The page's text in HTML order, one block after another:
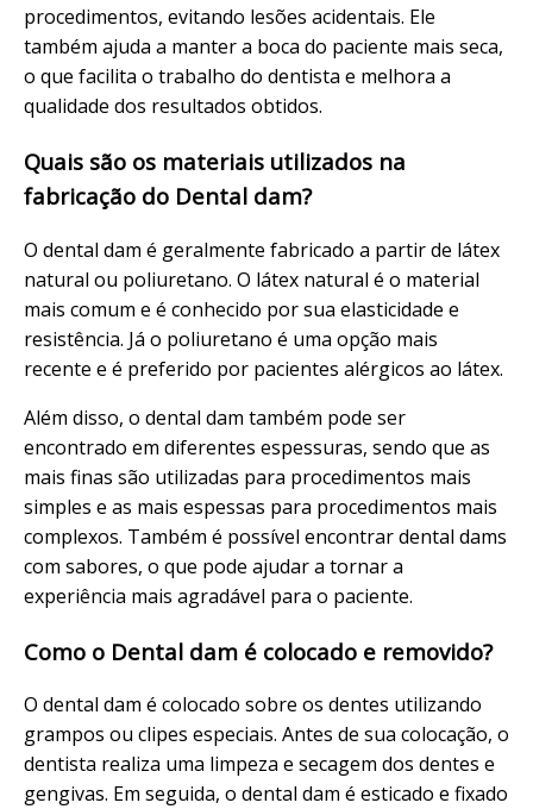
procedimentos, evitando lesões acidentais. Ele
também ajuda a manter a boca do paciente mais seca,
o que facilita o trabalho do dentista e melhora a
qualidade dos resultados obtidos.
Quais são os materiais utilizados na
fabricação do Dental dam?
O dental dam é geralmente fabricado a partir de látex
natural ou poliuretano. O látex natural é o material
mais comum e é conhecido por sua elasticidade e
resistência. Já o poliuretano é uma opção mais
recente e é preferido por pacientes alérgicos ao látex.
Além disso, o dental dam também pode ser
encontrado em diferentes espessuras, sendo que as
mais finas são utilizadas para procedimentos mais
simples e as mais espessas para procedimentos mais
complexos. Também é possível encontrar dental dams
com sabores, o que pode ajudar a tornar a
experiência mais agradável para o paciente.
Como o Dental dam é colocado e removido?
O dental dam é colocado sobre os dentes utilizando
grampos ou clipes especiais. Antes de sua colocação, o
dentista realiza uma limpeza e secagem dos dentes e
gengivas. Em seguida, o dental dam é esticado e fixado